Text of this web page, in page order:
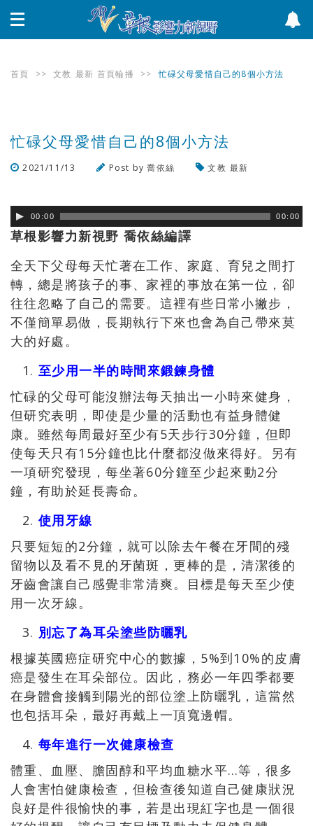
首頁 >> 文教 最新 首頁輪播 >> 忙碌父母愛惜自己的8個小方法
忙碌父母愛惜自己的8個小方法
2021/11/13 Post by喬依絲 文教 最新
00:00 00:00
草根影響力新視野 喬依絲編譯
全天下父母每天忙著在工作、家庭、育兒之間打
轉，總是將孩子的事、家裡的事放在第一位，卻
往往忽略了自己的需要。這裡有些日常小撇步，
不僅簡單易做，長期執行下來也會為自己帶來莫
大的好處。
至少用一半的時間來鍛鍊身體
忙碌的父母可能沒辦法每天抽出一小時來健身，
但研究表明，即使是少量的活動也有益身體健
康。雖然每周最好至少有5天步行30分鐘，但即
使每天只有15分鐘也比什麼都沒做來得好。另有
一項研究發現，每坐著60分鐘至少起來動2分
鐘，有助於延長壽命。
使用牙線
只要短短的2分鐘，就可以除去午餐在牙間的殘
留物以及看不見的牙菌斑，更棒的是，清潔後的
牙齒會讓自己感覺非常清爽。目標是每天至少使
用一次牙線。
別忘了為耳朵塗些防曬乳
根據英國癌症研究中心的數據，5%到10%的皮膚
癌是發生在耳朵部位。因此，務必一年四季都要
在身體會接觸到陽光的部位塗上防曬乳，這當然
也包括耳朵，最好再戴上一頂寬邊帽。
每年進行一次健康檢查
體重、血壓、膽固醇和平均血糖水平…等，很多
人會害怕健康檢查，但檢查後知道自己健康狀況
良好是件很愉快的事，若是出現紅字也是一個很